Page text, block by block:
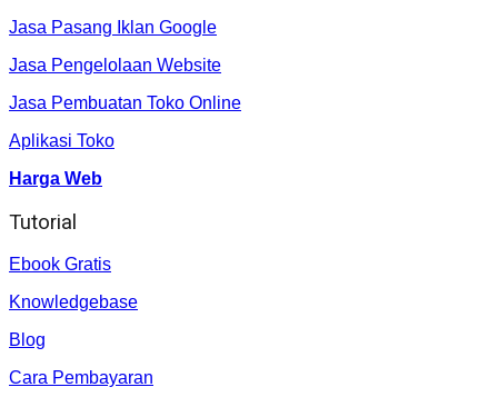
Jasa Pasang Iklan Google
Jasa Pengelolaan Website
Jasa Pembuatan Toko Online
Aplikasi Toko
Harga Web
Tutorial
Ebook Gratis
Knowledgebase
Blog
Cara Pembayaran